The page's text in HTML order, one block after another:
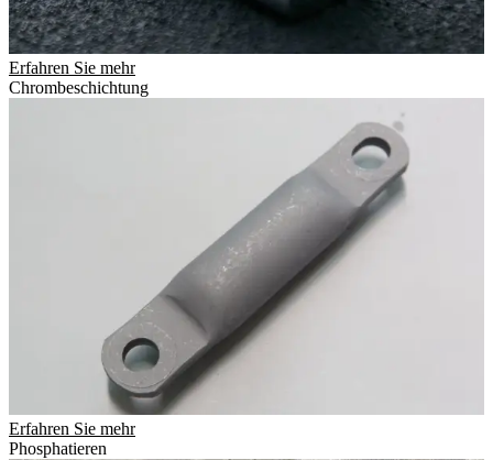
Erfahren Sie mehr
Chrombeschichtung
Erfahren Sie mehr
Phosphatieren